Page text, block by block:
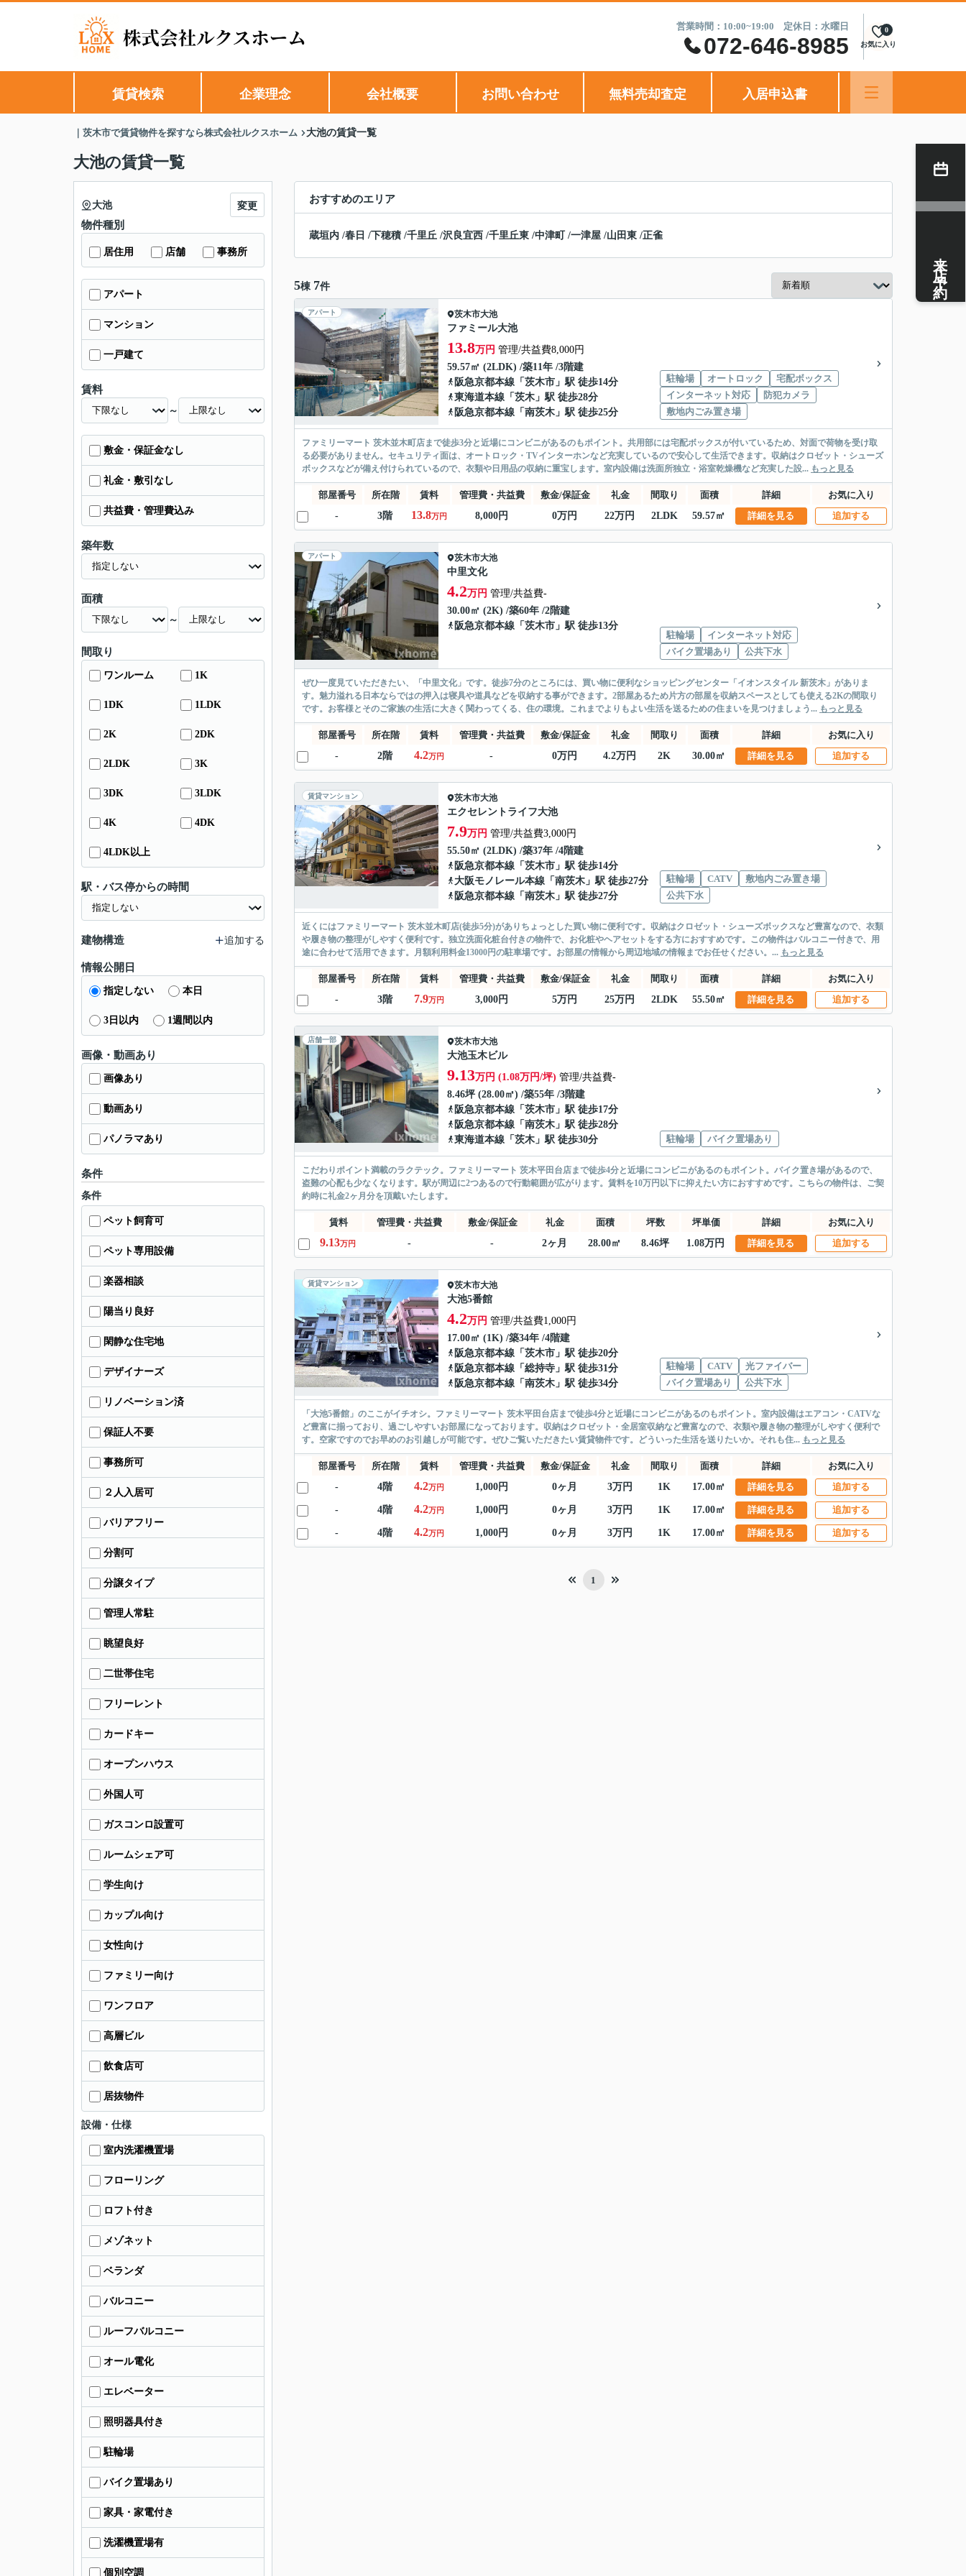
営業時間：10:00~19:00 定休日：水曜日
072-646-8985 お気に入り
0
賃貸検索 企業理念 会社概要 お問い合わせ 無料売却査定 入居申込書
｜茨木市で賃貸物件を探すなら株式会社ルクスホーム 大池の賃貸一覧
大池の賃貸一覧
おすすめのエリア
蔵垣内 /春日 /下穂積 /千里丘 /沢良宜西 /千里丘東 /中津町 /一津屋 /山田東 /正雀
5棟 7件
アパート 茨木市大池
ファミール大池
13.8万円 管理/共益費8,000円
59.57㎡ (2LDK) /築11年 /3階建
阪急京都本線 「 茨木市 」駅 徒歩14分
東海道本線 「 茨木 」駅 徒歩28分
阪急京都本線 「 南茨木 」駅 徒歩25分
駐輪場 オートロック
宅配ボックス
インターネット対応
防犯カメラ
敷地内ごみ置き場
ファミリーマート 茨木並木町店まで徒歩3分と近場にコンビニがあるのもポイント。共用部には宅配ボックスが付いているため、対面で荷物を受け取
る必要がありません。セキュリティ面は、オートロック・TVインターホンなど充実しているので安心して生活できます。収納はクロゼット・シューズ
ボックスなどが備え付けられているので、衣類や日用品の収納に重宝します。室内設備は洗面所独立・浴室乾燥機など充実した設... もっと見る
部屋番号 所在階 賃料 管理費・共益費 敷金/保証金 礼金 間取り 面積 詳細
お気に入り
-
3階 13.8万円 8,000円 0万円 22万円 2LDK 59.57㎡ 詳細を見る 追加する
アパート 茨木市大池
中里文化
4.2万円 管理/共益費-
30.00㎡ (2K) /築60年 /2階建
阪急京都本線 「 茨木市 」駅 徒歩13分
駐輪場
インターネット対応
バイク置場あり
公共下水
ぜひ一度見ていただきたい、「中里文化」です。徒歩7分のところには、買い物に便利なショッピングセンター「イオンスタイル 新茨木」がありま
す。魅力溢れる日本ならではの押入は寝具や道具などを収納する事ができます。2部屋あるため片方の部屋を収納スペースとしても使える2Kの間取り
です。お客様とそのご家族の生活に大きく関わってくる、住の環境。これまでよりもよい生活を送るための住まいを見つけましょう... もっと見る
部屋番号 所在階 賃料 管理費・共益費 敷金/保証金 礼金 間取り 面積 詳細
お気に入り
-
2階 4.2万円 - 0万円 4.2万円 2K 30.00㎡ 詳細を見る 追加する
賃貸マンション 茨木市大池
エクセレントライフ大池
7.9万円 管理/共益費3,000円
55.50㎡ (2LDK) /築37年 /4階建
阪急京都本線 「 茨木市 」駅 徒歩14分
大阪モノレール本線 「 南茨木 」駅 徒歩27分
阪急京都本線 「 南茨木 」駅 徒歩27分
駐輪場 CATV
敷地内ごみ置き場
公共下水
近くにはファミリーマート 茨木並木町店(徒歩5分)がありちょっとした買い物に便利です。収納はクロゼット・シューズボックスなど豊富なので、衣類
や履き物の整理がしやすく便利です。独立洗面化粧台付きの物件で、お化粧やヘアセットをする方におすすめです。この物件はバルコニー付きで、用
途に合わせて活用できます。月額利用料金13000円の駐車場です。お部屋の情報から周辺地域の情報までお任せください。... もっと見る
部屋番号 所在階 賃料 管理費・共益費 敷金/保証金 礼金 間取り 面積 詳細
お気に入り
-
3階 7.9万円 3,000円 5万円 25万円 2LDK 55.50㎡ 詳細を見る 追加する
店舗一部 茨木市大池
大池玉木ビル
9.13万円 (1.08万円/坪) 管理/共益費-
8.46坪 (28.00㎡) /築55年 /3階建
阪急京都本線 「 茨木市 」駅 徒歩17分
阪急京都本線 「 南茨木 」駅 徒歩28分
東海道本線 「 茨木 」駅 徒歩30分 駐輪場 バイク置場あり
こだわりポイント満載のラクテック。ファミリーマート 茨木平田台店まで徒歩4分と近場にコンビニがあるのもポイント。バイク置き場があるので、
盗難の心配も少なくなります。駅が周辺に2つあるので行動範囲が広がります。賃料を10万円以下に抑えたい方におすすめです。こちらの物件は、ご契
約時に礼金2ヶ月分を頂戴いたします。
賃料 管理費・共益費 敷金/保証金 礼金 面積 坪数 坪単価 詳細 お気に入り
9.13万円 - - 2ヶ月 28.00㎡ 8.46坪 1.08万円 詳細を見る 追加する
賃貸マンション 茨木市大池
大池5番館
4.2万円 管理/共益費1,000円
17.00㎡ (1K) /築34年 /4階建
阪急京都本線 「 茨木市 」駅 徒歩20分
阪急京都本線 「 総持寺 」駅 徒歩31分
阪急京都本線 「 南茨木 」駅 徒歩34分
駐輪場 CATV
光ファイバー
バイク置場あり
公共下水
「大池5番館」のここがイチオシ。ファミリーマート 茨木平田台店まで徒歩4分と近場にコンビニがあるのもポイント。室内設備はエアコン・CATVな
ど豊富に揃っており、過ごしやすいお部屋になっております。収納はクロゼット・全居室収納など豊富なので、衣類や履き物の整理がしやすく便利で
す。空家ですのでお早めのお引越しが可能です。ぜひご覧いただきたい賃貸物件です。どういった生活を送りたいか。それも住... もっと見る
部屋番号 所在階 賃料 管理費・共益費 敷金/保証金 礼金 間取り 面積 詳細
お気に入り
-
4階 4.2万円 1,000円 0ヶ月 3万円 1K 17.00㎡ 詳細を見る 追加する
- 4階 4.2万円 1,000円 0ヶ月 3万円 1K 17.00㎡ 詳細を見る 追加する
- 4階 4.2万円 1,000円 0ヶ月 3万円 1K 17.00㎡ 詳細を見る 追加する
1
大池 変更
物件種別
居住用 店舗 事務所
アパート
マンション
一戸建て
賃料
～
敷金・保証金なし
礼金・敷引なし
共益費・管理費込み
築年数
面積
～
間取り
ワンルーム 1K
1DK 1LDK
2K 2DK
2LDK 3K
3DK 3LDK
4K 4DK
4LDK以上
駅・バス停からの時間
建物構造 追加する
情報公開日
指定しない 本日
3日以内 1週間以内
画像・動画あり
画像あり
動画あり
パノラマあり
条件
条件
ペット飼育可
ペット専用設備
楽器相談
陽当り良好
閑静な住宅地
デザイナーズ
リノベーション済
保証人不要
事務所可
２人入居可
バリアフリー
分割可
分譲タイプ
管理人常駐
眺望良好
二世帯住宅
フリーレント
カードキー
オープンハウス
外国人可
ガスコンロ設置可
ルームシェア可
学生向け
カップル向け
女性向け
ファミリー向け
ワンフロア
高層ビル
飲食店可
居抜物件
設備・仕様
室内洗濯機置場
フローリング
ロフト付き
メゾネット
ベランダ
バルコニー
ルーフバルコニー
オール電化
エレベーター
照明器具付き
駐輪場
バイク置場あり
家具・家電付き
洗濯機置場有
個別空調
来店予約